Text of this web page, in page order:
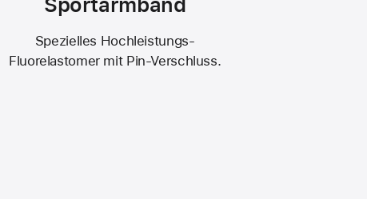
Sportarmband
Spezielles Hochleistungs-
Fluorelastomer mit Pin-Verschluss.